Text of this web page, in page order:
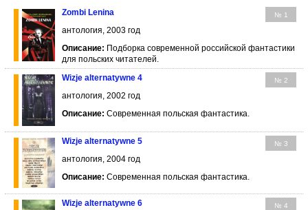
№ 1
Zombi Lenina
антология, 2003 год
Описание: Подборка современной российской фантастики
для польских читателей.
№ 2
Wizje alternatywne 4
антология, 2002 год
Описание: Современная польская фантастика.
№ 3
Wizje alternatywne 5
антология, 2004 год
Описание: Современная польская фантастика.
№ 4
Wizje alternatywne 6